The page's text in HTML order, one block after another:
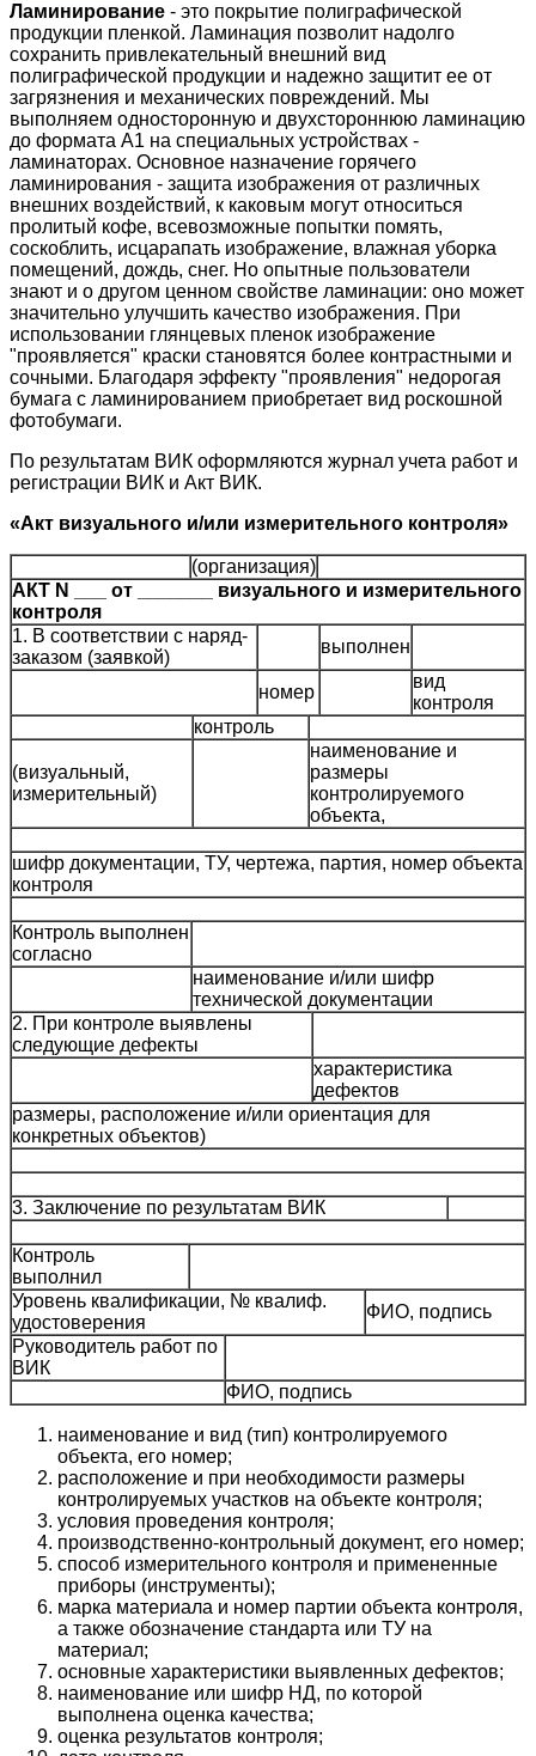
Ламинирование - это покрытие полиграфической
продукции пленкой. Ламинация позволит надолго
сохранить привлекательный внешний вид
полиграфической продукции и надежно защитит ее от
загрязнения и механических повреждений. Мы
выполняем односторонную и двухстороннюю ламинацию
до формата А1 на специальных устройствах -
ламинаторах. Основное назначение горячего
ламинирования - защита изображения от различных
внешних воздействий, к каковым могут относиться
пролитый кофе, всевозможные попытки помять,
соскоблить, исцарапать изображение, влажная уборка
помещений, дождь, снег. Но опытные пользователи
знают и о другом ценном свойстве ламинации: оно может
значительно улучшить качество изображения. При
использовании глянцевых пленок изображение
"проявляется" краски становятся более контрастными и
сочными. Благодаря эффекту "проявления" недорогая
бумага с ламинированием приобретает вид роскошной
фотобумаги.
По результатам ВИК оформляются журнал учета работ и
регистрации ВИК и Акт ВИК.
«Акт визуального и/или измерительного контроля»
(организация)
АКТ N ___ от _______ визуального и измерительного
контроля
1. В соответствии с наряд-
заказом (заявкой)
выполнен
номер
вид
контроля
контроль
(визуальный,
измерительный)
наименование и
размеры
контролируемого
объекта,
шифр документации, ТУ, чертежа, партия, номер объекта
контроля
Контроль выполнен
согласно
наименование и/или шифр
технической документации
2. При контроле выявлены
следующие дефекты
характеристика
дефектов
размеры, расположение и/или ориентация для
конкретных объектов)
3. Заключение по результатам ВИК
Контроль
выполнил
Уровень квалификации, № квалиф.
удостоверения
ФИО, подпись
Руководитель работ по
ВИК
ФИО, подпись
наименование и вид (тип) контролируемого
объекта, его номер;
расположение и при необходимости размеры
контролируемых участков на объекте контроля;
условия проведения контроля;
производственно-контрольный документ, его номер;
способ измерительного контроля и примененные
приборы (инструменты);
марка материала и номер партии объекта контроля,
а также обозначение стандарта или ТУ на
материал;
основные характеристики выявленных дефектов;
наименование или шифр НД, по которой
выполнена оценка качества;
оценка результатов контроля;